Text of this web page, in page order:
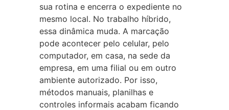
sua rotina e encerra o expediente no
mesmo local. No trabalho híbrido,
essa dinâmica muda. A marcação
pode acontecer pelo celular, pelo
computador, em casa, na sede da
empresa, em uma filial ou em outro
ambiente autorizado. Por isso,
métodos manuais, planilhas e
controles informais acabam ficando